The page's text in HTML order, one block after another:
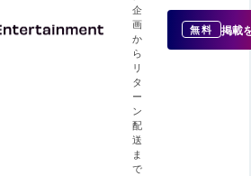
企
画
か
ら
リ
タ
ー
ン
配
送
ま
で
無料 掲載